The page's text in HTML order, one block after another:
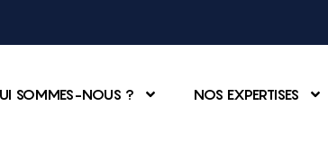
SOMMES-NOUS ? NOS EXPERTISES